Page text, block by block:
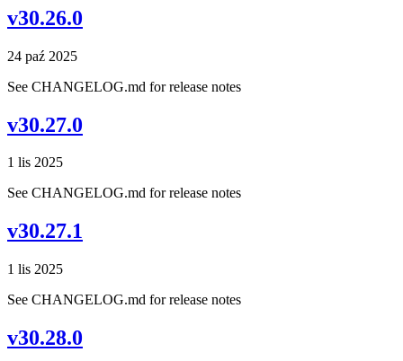
v30.26.0
24 paź 2025
See CHANGELOG.md for release notes
v30.27.0
1 lis 2025
See CHANGELOG.md for release notes
v30.27.1
1 lis 2025
See CHANGELOG.md for release notes
v30.28.0